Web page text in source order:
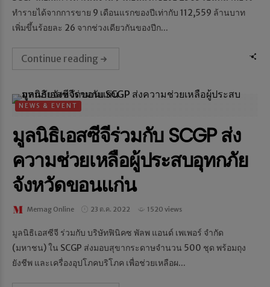
ทำรายได้จากการขาย 9 เดือนแรกของปีเท่ากับ 112,559 ล้านบาท
เพิ่มขึ้นร้อยละ 26 จากช่วงเดียวกันของปีก...
Continue reading
NEWS & EVENT
มูลนิธิเอสซีจีร่วมกับ SCGP ส่ง
ความช่วยเหลือผู้ประสบอุทกภัย
จังหวัดขอนแก่น
Memag Online 23 ต.ค. 2022 1520 views
มูลนิธิเอสซีจี ร่วมกับ บริษัทฟินิคซ พัลพ แอนด์ เพเพอร์ จำกัด
(มหาชน) ใน SCGP ส่งมอบสุขากระดาษจำนวน 500 ชุด พร้อมถุง
ยังชีพ และเครื่องอุปโภคบริโภค เพื่อช่วยเหลือผ...